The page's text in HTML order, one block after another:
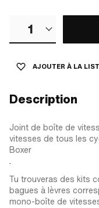
1
AJOUTER À LA
Description
Joint de boîte de
vitesses de tous les
Boxer
.
Tu trouveras des kits
bagues à lèvres
mono-boîte de